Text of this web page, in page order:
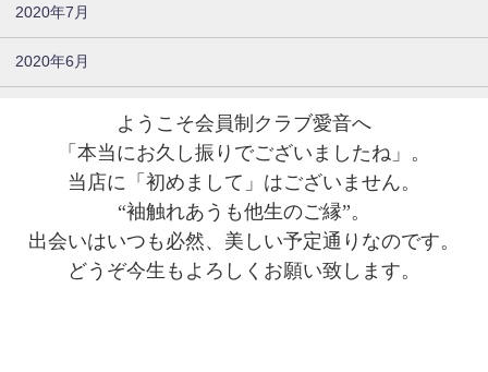
2020年7月
2020年6月
ようこそ会員制クラブ愛音へ
「本当にお久し振りでございましたね」。
当店に「初めまして」はございません。
“袖触れあうも他生のご縁”。
出会いはいつも必然、美しい予定通りなのです。
どうぞ今生もよろしくお願い致します。